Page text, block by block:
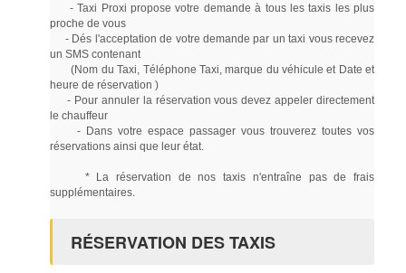
- Taxi Proxi propose votre demande à tous les taxis les plus
proche de vous
- Dés l'acceptation de votre demande par un taxi vous recevez
un SMS contenant
(Nom du Taxi, Téléphone Taxi, marque du véhicule et Date et
heure de réservation )
- Pour annuler la réservation vous devez appeler directement
le chauffeur
- Dans votre espace passager vous trouverez toutes vos
réservations ainsi que leur état.
* La réservation de nos taxis n'entraîne pas de frais
supplémentaires.
RÉSERVATION DES TAXIS